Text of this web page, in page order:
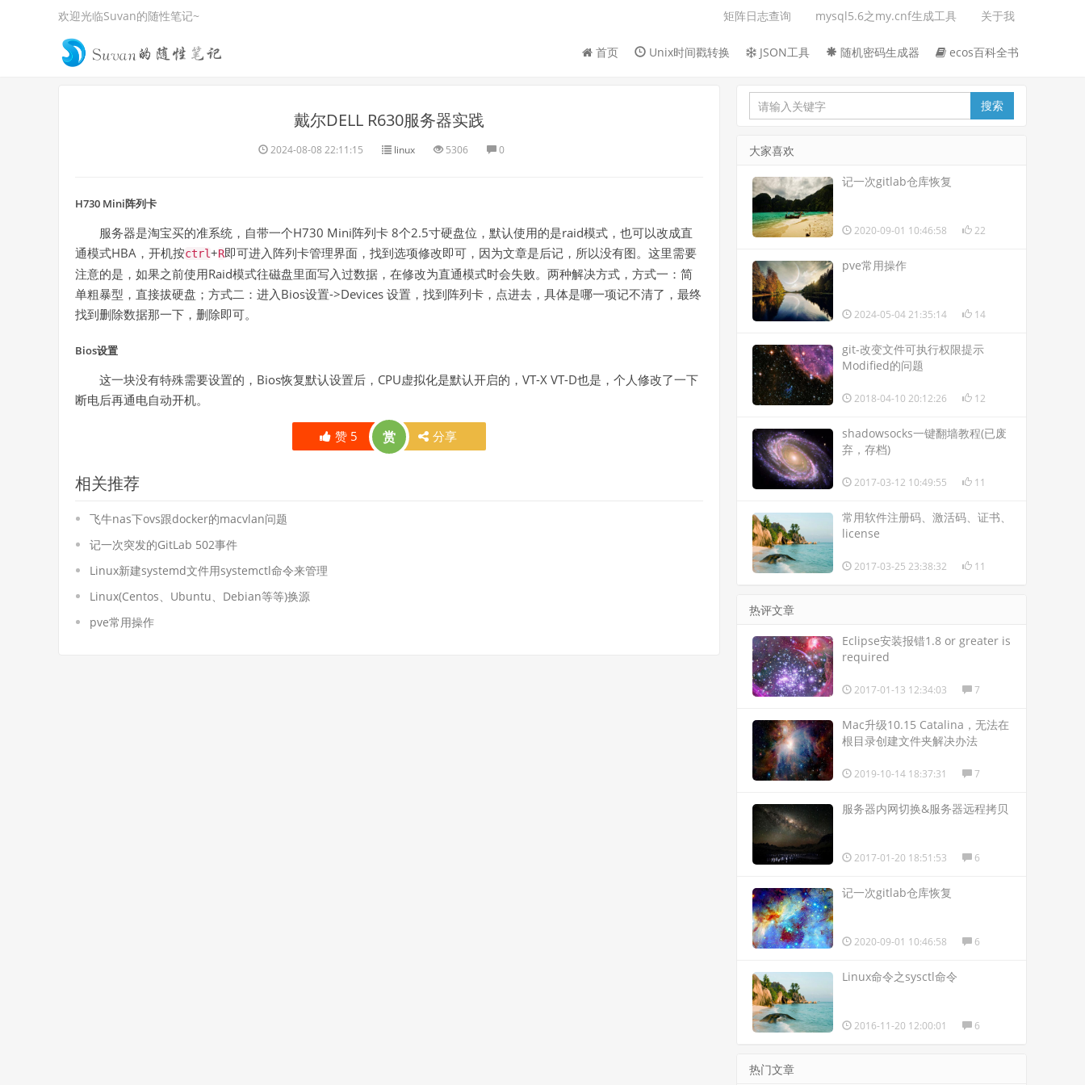
矩阵日志查询 mysql5.6之my.cnf生成工具 关于我
欢迎光临Suvan的随性笔记~
首页 Unix时间戳转换 JSON工具 随机密码生成器 ecos百科全书
戴尔DELL R630服务器实践
2024-08-08 22:11:15 linux 5306 0
H730 Mini阵列卡
服务器是淘宝买的准系统，自带一个H730 Mini阵列卡 8个2.5寸硬盘位，默认使用的是raid模式，也可以改成直
通模式HBA，开机按ctrl+R即可进入阵列卡管理界面，找到选项修改即可，因为文章是后记，所以没有图。这里需要
注意的是，如果之前使用Raid模式往磁盘里面写入过数据，在修改为直通模式时会失败。两种解决方式，方式一：简
单粗暴型，直接拔硬盘；方式二：进入Bios设置->Devices 设置，找到阵列卡，点进去，具体是哪一项记不清了，最终
找到删除数据那一下，删除即可。
Bios设置
这一块没有特殊需要设置的，Bios恢复默认设置后，CPU虚拟化是默认开启的，VT-X VT-D也是，个人修改了一下
断电后再通电自动开机。
赞 5 赏 分享
相关推荐
飞牛nas下ovs跟docker的macvlan问题
记一次突发的GitLab 502事件
Linux新建systemd文件用systemctl命令来管理
Linux(Centos、Ubuntu、Debian等等)换源
pve常用操作
大家喜欢
记一次gitlab仓库恢复
2020-09-01 10:46:58 22
pve常用操作
2024-05-04 21:35:14 14
git-改变文件可执行权限提示
Modified的问题
2018-04-10 20:12:26 12
shadowsocks一键翻墙教程(已废
弃，存档)
2017-03-12 10:49:55 11
常用软件注册码、激活码、证书、
license
2017-03-25 23:38:32 11
热评文章
Eclipse安装报错1.8 or greater is
required
2017-01-13 12:34:03 7
Mac升级10.15 Catalina，无法在
根目录创建文件夹解决办法
2019-10-14 18:37:31 7
服务器内网切换&服务器远程拷贝
2017-01-20 18:51:53 6
记一次gitlab仓库恢复
2020-09-01 10:46:58 6
Linux命令之sysctl命令
2016-11-20 12:00:01 6
热门文章